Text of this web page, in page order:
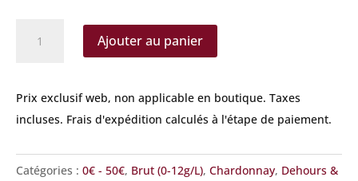
et
Fils -
Réserve
Ajouter au panier
Prix exclusif web, non applicable en boutique. Taxes
incluses. Frais d'expédition calculés à l'étape de paiement.
Catégories : 0€ - 50€, Brut (0-12g/L), Chardonnay, Dehours &